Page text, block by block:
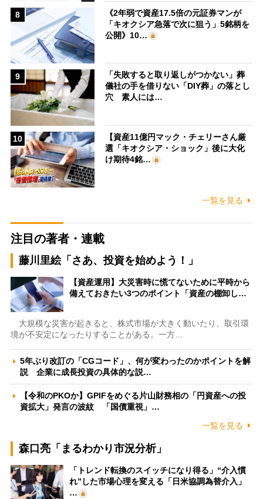
8
《2年弱で資産17.5倍の元証券マンが
「キオクシア急落で次に狙う」5銘柄を
公開》10…
9
「失敗すると取り返しがつかない」葬
儀社の手を借りない「DIY葬」の落とし
穴 素人には…
10
【資産11億円マック・チェリーさん厳
選「キオクシア・ショック」後に大化
け期待4銘…
一覧を見る
注目の著者・連載
藤川里絵「さあ、投資を始めよう！」
【資産運用】大災害時に慌てないために平時から
備えておきたい3つのポイント「資産の棚卸し…
大規模な災害が起きると、株式市場が大きく動いたり、取引環
境が不安定になったりすることがある。一方…
5年ぶり改訂の「CGコード」、何が変わったのかポイントを解
説 企業に成長投資の具体的な説…
【令和のPKOか】GPIFをめぐる片山財務相の「円資産への投
資拡大」発言の波紋 「国債重視」…
一覧を見る
森口亮「まるわかり市況分析」
「トレンド転換のスイッチになり得る」“介入慣
れ”した市場心理を変える「日米協調為替介入」
…